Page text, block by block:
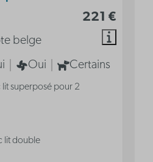
221 €
belge
Oui Certains
lit superposé pour 2
lit double